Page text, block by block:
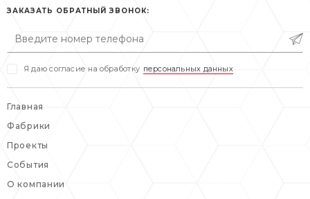
сб: выходной
ЗАКАЗАТЬ ОБРАТНЫЙ ЗВОНОК:
Я даю согласие на обработку персональных данных
Главная
Фабрики
Проекты
События
О компании